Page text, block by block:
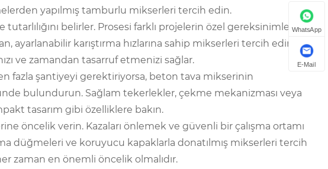
yapılmış tamburlu mikserleri tercih edin.
tutarlılığını belirler. Prosesi farklı projelerin özel gereksinimlerini
ayarlanabilir karıştırma hızlarına sahip mikserleri tercih edin. Bu
ve zamandan tasarruf etmenizi sağlar.
fazla şantiyeyi gerektiriyorsa, beton tava mikserinin
bulundurun. Sağlam tekerlekler, çekme mekanizması veya
tasarım gibi özelliklere bakın.
öncelik verin. Kazaları önlemek ve güvenli bir çalışma ortamı
düğmeleri ve koruyucu kapaklarla donatılmış mikserleri tercih
zaman en önemli öncelik olmalıdır.
WhatsApp
E-Mail